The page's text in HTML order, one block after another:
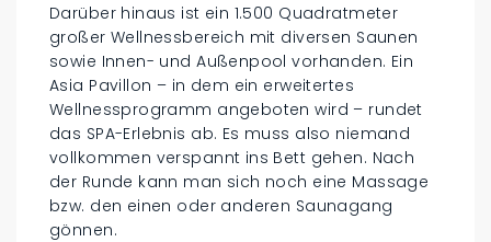
Darüber hinaus ist ein 1.500 Quadratmeter
großer Wellnessbereich mit diversen Saunen
sowie Innen- und Außenpool vorhanden. Ein
Asia Pavillon – in dem ein erweitertes
Wellnessprogramm angeboten wird – rundet
das SPA-Erlebnis ab. Es muss also niemand
vollkommen verspannt ins Bett gehen. Nach
der Runde kann man sich noch eine Massage
bzw. den einen oder anderen Saunagang
gönnen.